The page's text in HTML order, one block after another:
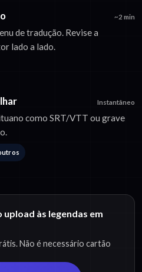
~2 min
de tradução. Revise a
lado a lado.
Instantâneo
como SRT/VTT ou grave
upload às legendas em
Não é necessário cartão